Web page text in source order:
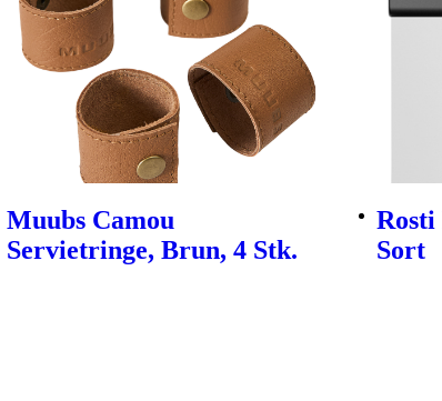
Muubs Camou
Servietringe, Brun, 4 Stk.
Rosti
Sort